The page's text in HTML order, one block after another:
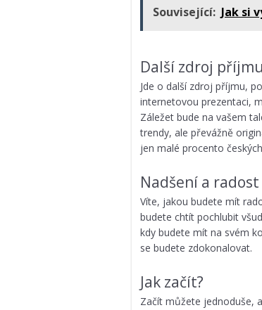
Související: Jak si
Další zdroj
Jde o další zdroj příjmu,
internetovou prezentaci,
Záležet bude na vašem
trendy, ale převážně
jen malé procento
Nadšení a radost
Víte, jakou budete mít
budete chtít pochlubit
kdy budete mít na svém
se budete zdokonalovat.
Jak začít?
Začít můžete jednoduše,